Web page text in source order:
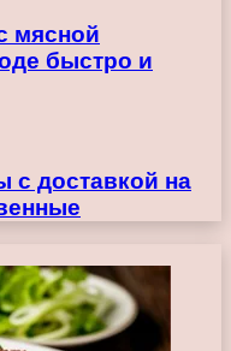
мясной
быстро и
с доставкой на